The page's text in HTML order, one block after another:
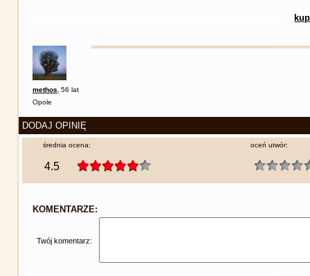
methos 56 lat
Opole
DODAJ OPINIĘ
średnia ocena:
4.5
oceń utwór:
KOMENTARZE:
Twój komentarz: